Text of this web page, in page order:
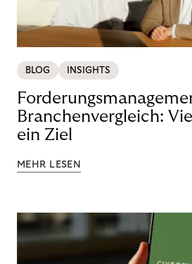
BLOG INSIGHTS
Branchenvergleich:
ein Ziel
MEHR LESEN